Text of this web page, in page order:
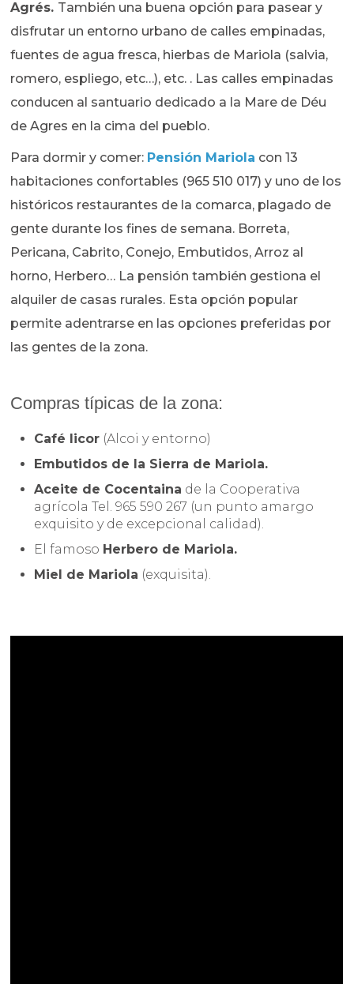
Agrés. También una buena opción para pasear y
disfrutar un entorno urbano de calles empinadas,
fuentes de agua fresca, hierbas de Mariola (salvia,
romero, espliego, etc…), etc. . Las calles empinadas
conducen al santuario dedicado a la Mare de Déu
de Agres en la cima del pueblo.
Para dormir y comer: Pensión Mariola con 13
habitaciones confortables (965 510 017) y uno de los
históricos restaurantes de la comarca, plagado de
gente durante los fines de semana. Borreta,
Pericana, Cabrito, Conejo, Embutidos, Arroz al
horno, Herbero… La pensión también gestiona el
alquiler de casas rurales. Esta opción popular
permite adentrarse en las opciones preferidas por
las gentes de la zona.
Compras típicas de la zona:
Café licor (Alcoi y entorno)
Embutidos de la Sierra de Mariola.
Aceite de Cocentaina de la Cooperativa
agrícola Tel. 965 590 267 (un punto amargo
exquisito y de excepcional calidad).
El famoso Herbero de Mariola.
Miel de Mariola (exquisita).